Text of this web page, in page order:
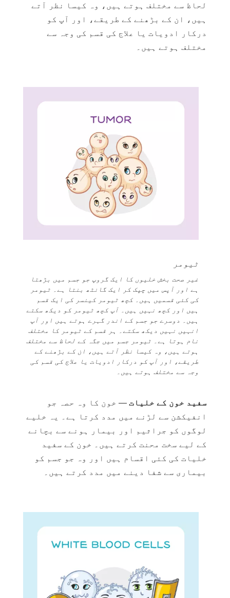
لحاظ سے مختلف ہوتے ہیں، وہ کیسا نظر آتے
ہیں، ان کے بڑھنے کے طریقے، اور آپ کو
درکار ادویات یا علاج کی قسم کی وجہ سے
مختلف ہوتے ہیں۔
ٹیومر
غیر صحت بخش خلیوں کا ایک گروپ جو جسم میں بڑھتا
ہے اور آپس میں چپک کر ایک گانٹھ بنتا ہے۔ ٹیومر
کی کئی قسمیں ہیں۔ کچھ ٹیومر کینسر کی ایک قسم
ہیں اور کچھ نہیں ہیں۔ آپ کچھ ٹیومر کو دیکھ سکتے
ہیں۔ دوسرے جو جسم کے اندر گہرے ہوتے ہیں اور آپ
انہیں نہیں دیکھ سکتے۔ ہر قسم کے ٹیومر کا مختلف
نام ہوتا ہے۔ ٹیومر جسم میں جگہ کے لحاظ سے مختلف
ہوتے ہیں، وہ کیسا نظر آتے ہیں، ان کے بڑھنے کے
طریقے، اور آپ کو درکار ادویات یا علاج کی قسم کی
وجہ سے مختلف ہوتے ہیں۔
سفید خون کے خلیات— خون کا وہ حصہ جو
انفیکشن سے لڑنے میں مدد کرتا ہے۔ یہ خلیے
لوگوں کو جراثیم اور بیمار ہونے سے بچانے
کے لیے سخت محنت کرتے ہیں۔ خون کے سفید
خلیات کی کئی اقسام ہیں اور وہ جو جسم کو
بیماری سے شفا دینے میں مدد کرتے ہیں۔